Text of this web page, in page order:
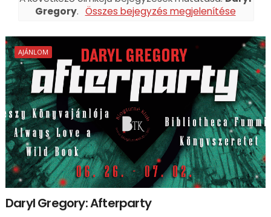
Gregory. Összes bejegyzés megjelenítése
AJÁNLOM
Daryl Gregory: Afterparty